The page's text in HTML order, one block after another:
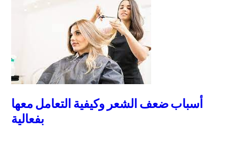
أسباب ضعف الشعر وكيفية التعامل معها
بفعالية